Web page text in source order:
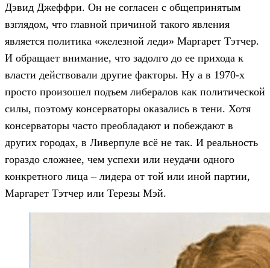
Дэвид Джеффри. Он не согласен с общепринятым
взглядом, что главной причиной такого явления
является политика «железной леди» Маргарет Тэтчер.
И обращает внимание, что задолго до ее прихода к
власти действовали другие факторы. Ну а в 1970-х
просто произошел подъем либералов как политической
силы, поэтому консерваторы оказались в тени. Хотя
консерваторы часто преобладают и побеждают в
других городах, в Ливерпуле всё не так. И реальность
гораздо сложнее, чем успехи или неудачи одного
конкретного лица – лидера от той или иной партии,
Маргарет Тэтчер или Терезы Мэй.